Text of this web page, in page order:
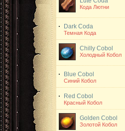
Кода Лютни
Dark Coda
Темная Кода
Chilly Cobol
Холодный Кобол
Blue Cobol
Синий Кобол
Red Cobol
Красный Кобол
Golden Cobol
Золотой Кобол